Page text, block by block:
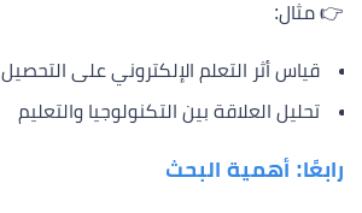
👉 مثال:
قياس أثر التعلم الإلكتروني على التحصيل
تحليل العلاقة بين التكنولوجيا والتعليم
رابعًا: أهمية البحث